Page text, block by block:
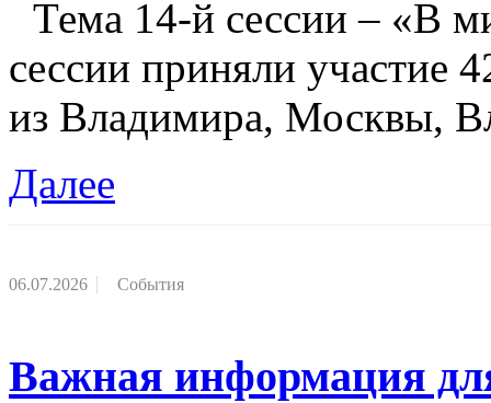
Тема 14-й сессии – «В
сессии приняли участие
из Владимира, Москвы,
Далее
06.07.2026 События
Важная информация